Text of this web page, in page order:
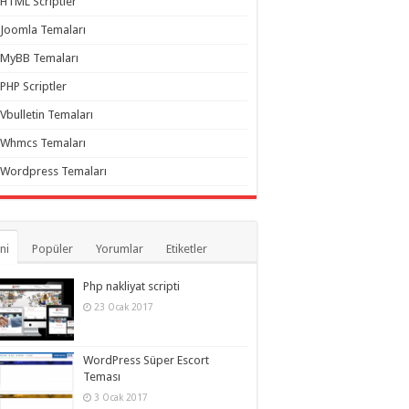
Joomla Temaları
MyBB Temaları
PHP Scriptler
Vbulletin Temaları
Whmcs Temaları
Wordpress Temaları
Popüler Yorumlar Etiketler
Php nakliyat scripti
23 Ocak 2017
WordPress Süper Escort
Teması
3 Ocak 2017